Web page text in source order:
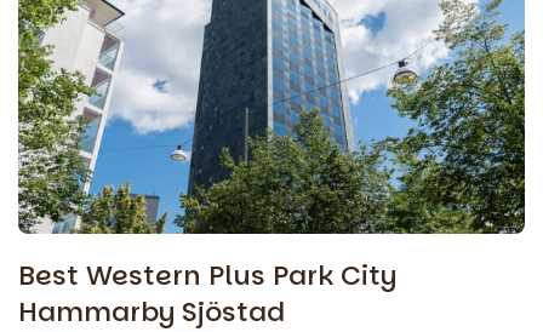
Best Western Plus Park City
Hammarby Sjöstad